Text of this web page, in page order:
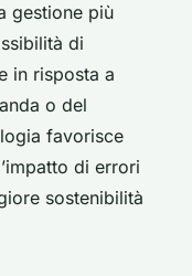
gestione più
di
in risposta a
o del
favorisce
di errori
sostenibilità